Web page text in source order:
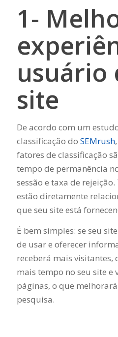
1-
usuário
site
De acordo com um
classificação do SEMrush
fatores de classificação
tempo de permanência
sessão e taxa de
estão diretamente
que seu site está
É bem simples: se seu
de usar e oferecer
receberá mais visitantes,
mais tempo no seu site e
páginas, o que
pesquisa.